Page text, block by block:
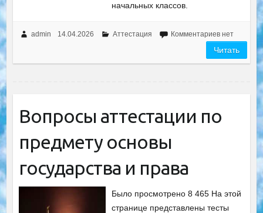
начальных классов.
admin 14.04.2026 Аттестация Комментариев нет
Читать
Вопросы аттестации по
предмету основы
государства и права
Было просмотрено 8 465 На этой
странице представлены тесты